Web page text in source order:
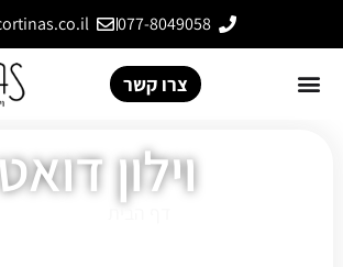
077-8049058
צרו קשר
וילון
דף הבית